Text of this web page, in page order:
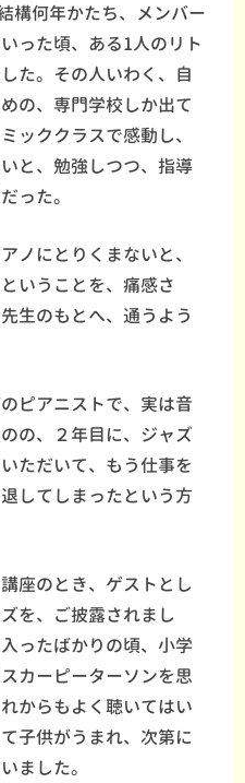
構何年かたち、メンバー
った頃、ある1人のリト
た。その人いわく、自
の、専門学校しか出て
ッククラスで感動し、
と、勉強しつつ、指導
った。
ノにとりくまないと、
いうことを、痛感さ
生のもとへ、通うよう
ピアニストで、実は音
の、２年目に、ジャズ
ただいて、もう仕事を
してしまったという方
座のとき、ゲストとし
を、ご披露されまし
ったばかりの頃、小学
カーピーターソンを思
からもよく聴いてはい
子供がうまれ、次第に
ました。